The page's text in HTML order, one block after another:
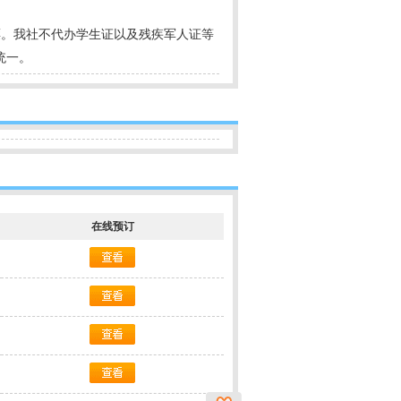
我社不代办学生证以及残疾军人证等
。
在线预订